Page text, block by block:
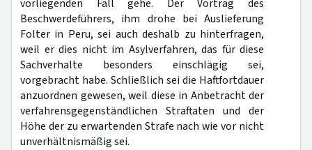
vorliegenden Fall gehe. Der Vortrag des
Beschwerdeführers, ihm drohe bei Auslieferung
Folter in Peru, sei auch deshalb zu hinterfragen,
weil er dies nicht im Asylverfahren, das für diese
Sachverhalte besonders einschlägig sei,
vorgebracht habe. Schließlich sei die Haftfortdauer
anzuordnen gewesen, weil diese in Anbetracht der
verfahrensgegenständlichen Straftaten und der
Höhe der zu erwartenden Strafe nach wie vor nicht
unverhältnismäßig sei.